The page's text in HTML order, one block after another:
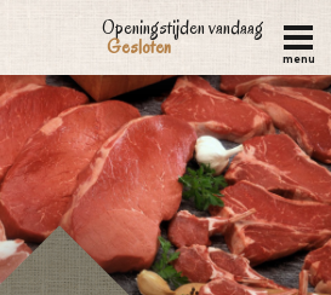
menu
Openingstijden vandaag
Gesloten